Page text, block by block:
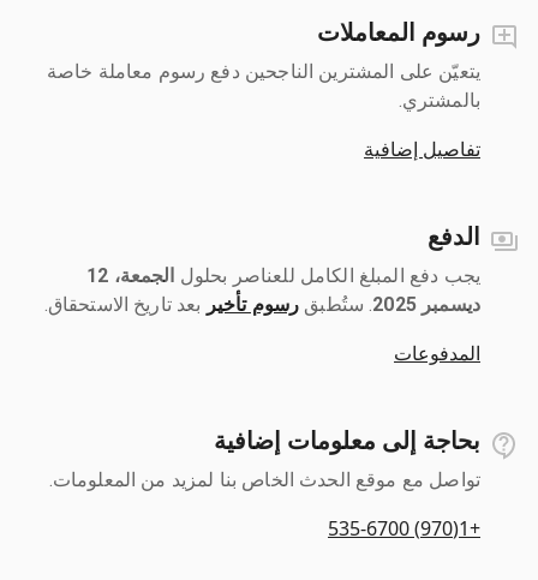
رسوم المعاملات
يتعيّن على المشترين الناجحين دفع رسوم معاملة خاصة
بالمشتري.
تفاصيل إضافية
الدفع
يجب دفع المبلغ الكامل للعناصر بحلول ‎
الجمعة، 12
ديسمبر 2025
‎. ستُطبق رسوم تأخير بعد تاريخ الاستحقاق.
المدفوعات
بحاجة إلى معلومات إضافية
تواصل مع موقع الحدث الخاص بنا لمزيد من المعلومات.
+1(970) 535-6700